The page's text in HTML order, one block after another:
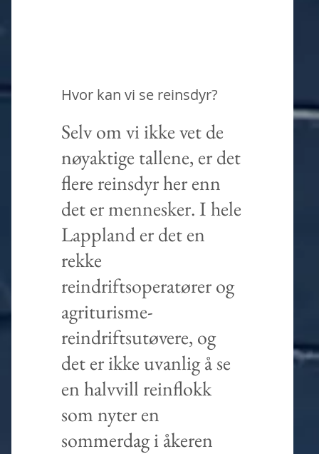
Hvor kan vi se reinsdyr?
Selv om vi ikke vet de
nøyaktige tallene, er det
flere reinsdyr her enn
det er mennesker. I hele
Lappland er det en
rekke
reindriftsoperatører og
agriturisme-
reindriftsutøvere, og
det er ikke uvanlig å se
en halvvill reinflokk
som nyter en
sommerdag i åkeren